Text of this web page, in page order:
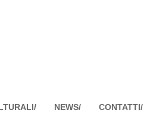
NEWS/ CONTATTI/